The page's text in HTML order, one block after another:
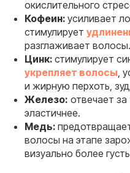
окислительного
Кофеин: усиливает
стимулирует
разглаживает волосы.
Цинк: стимулирует
укрепляет волосы ,
и жирную перхоть,
Железо: отвечает
эластичнее.
Медь:
волосы на этапе
визуально более